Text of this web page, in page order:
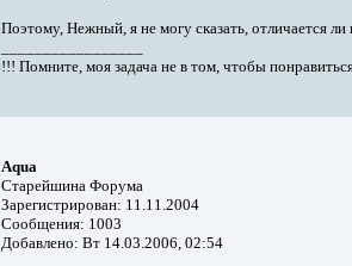
Поэтому, Нежный, я не могу сказать, отличается
!!! Помните, моя задача не в том, чтобы
Aqua
Старейшина Форума
Зарегистрирован: 11.11.2004
Сообщения: 1003
Добавлено: Вт 14.03.2006, 02:54